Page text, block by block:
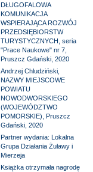
DŁUGOFALOWA
KOMUNIKACJA
WSPIERAJĄCA ROZWÓJ
PRZEDSIĘBIORSTW
TURYSTYCZNYCH, seria
"Prace Naukowe" nr 7,
Pruszcz Gdański, 2020
Andrzej Chludziński,
NAZWY MIEJSCOWE
POWIATU
NOWODWORSKIEGO
(WOJEWÓDZTWO
POMORSKIE), Pruszcz
Gdański, 2020
Partner wydania: Lokalna
Grupa Działania Żuławy i
Mierzeja
Książka otrzymała nagrodę